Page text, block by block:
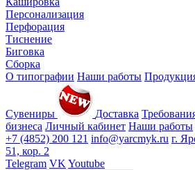
Персонализация
Перфорация
Тиснение
Биговка
Сборка
О типографии Наши работы
Сувениры Доставка
бизнеса Личный кабинет Наши работы
+7 (4852) 200 121 info@yarcmyk.ru г.
51, кор. 2
Telegram VK Youtube